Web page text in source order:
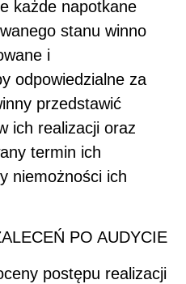
każde napotkane
stanu winno
i
odpowiedzialne za
przedstawić
ich realizacji oraz
termin ich
niemożności ich
PO AUDYCIE
postępu realizacji